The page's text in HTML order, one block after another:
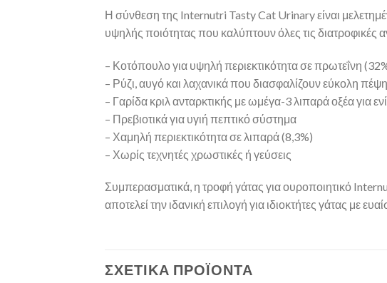
Η σύνθεση της Internutri Tasty Cat Urinary είναι
υψηλής ποιότητας που καλύπτουν όλες τις διατροφικές
– Κοτόπουλο για υψηλή περιεκτικότητα σε πρωτεΐνη
– Ρύζι, αυγό και λαχανικά που διασφαλίζουν εύκολη πέψη
– Γαρίδα κριλ ανταρκτικής με ωμέγα-3 λιπαρά οξέα για
– Πρεβιοτικά για υγιή πεπτικό σύστημα
– Χαμηλή περιεκτικότητα σε λιπαρά (8,3%)
– Χωρίς τεχνητές χρωστικές ή γεύσεις
Συμπερασματικά, η τροφή γάτας για ουροποιητικό
αποτελεί την ιδανική επιλογή για ιδιοκτήτες γάτας με
ΣΧΕΤΙΚΆ ΠΡΟΪΌΝΤΑ